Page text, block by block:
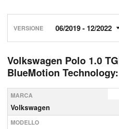
VERSIONE
Volkswagen Polo 1.0
BlueMotion
MARCA
Volkswagen
MODELLO